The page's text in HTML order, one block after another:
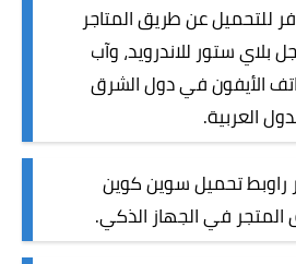
للتحميل عن طريق المتاجر
ستور للاندرويد، وآب
الأيفون في دول الشرق
العربية.
راوبط تحميل سوين كوين
في الجهاز الذكي.